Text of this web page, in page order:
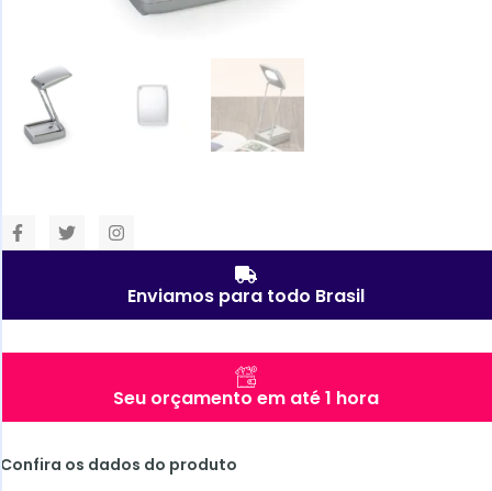
Enviamos para todo Brasil
Seu orçamento em até 1 hora
Confira os dados do produto